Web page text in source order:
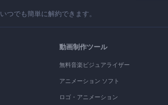
いつでも簡単に解約できます。
動画制作ツール
無料音楽ビジュアライザー
アニメーション ソフト
ロゴ・アニメーション